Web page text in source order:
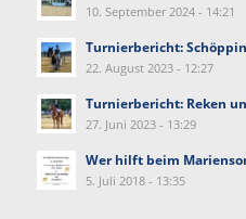
10. September 2024 - 14:21
Turnierbericht:
22. August 2023 - 12:27
Turnierbericht: Reken
27. Juni 2023 - 13:29
Wer hilft beim
5. Juli 2018 - 13:35